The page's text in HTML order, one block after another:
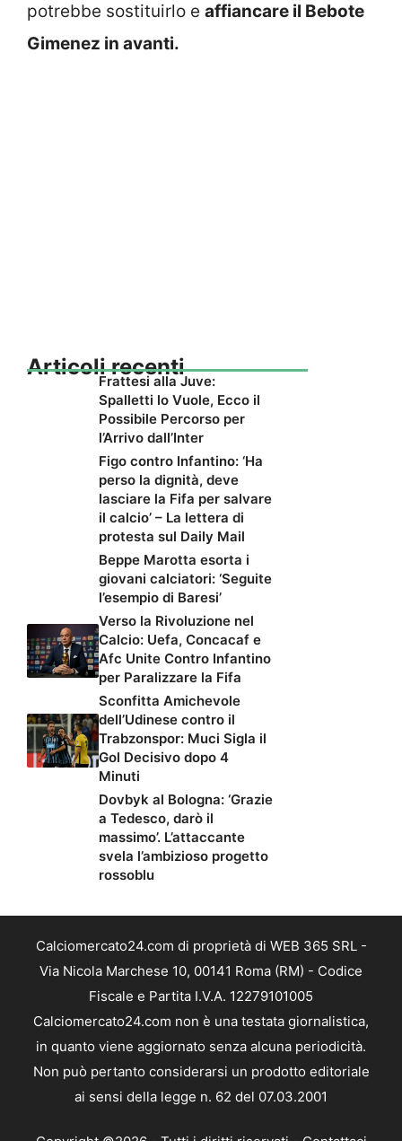
potrebbe sostituirlo e affiancare il Bebote
Gimenez in avanti.
Articoli recenti
Frattesi alla Juve:
Spalletti lo Vuole, Ecco il
Possibile Percorso per
l’Arrivo dall’Inter
Figo contro Infantino: ‘Ha
perso la dignità, deve
lasciare la Fifa per salvare
il calcio’ – La lettera di
protesta sul Daily Mail
Beppe Marotta esorta i
giovani calciatori: ‘Seguite
l’esempio di Baresi’
Verso la Rivoluzione nel
Calcio: Uefa, Concacaf e
Afc Unite Contro Infantino
per Paralizzare la Fifa
Sconfitta Amichevole
dell’Udinese contro il
Trabzonspor: Muci Sigla il
Gol Decisivo dopo 4
Minuti
Dovbyk al Bologna: ‘Grazie
a Tedesco, darò il
massimo’. L’attaccante
svela l’ambizioso progetto
rossoblu
Calciomercato24.com di proprietà di WEB 365 SRL -
Via Nicola Marchese 10, 00141 Roma (RM) - Codice
Fiscale e Partita I.V.A. 12279101005
Calciomercato24.com non è una testata giornalistica,
in quanto viene aggiornato senza alcuna periodicità.
Non può pertanto considerarsi un prodotto editoriale
ai sensi della legge n. 62 del 07.03.2001